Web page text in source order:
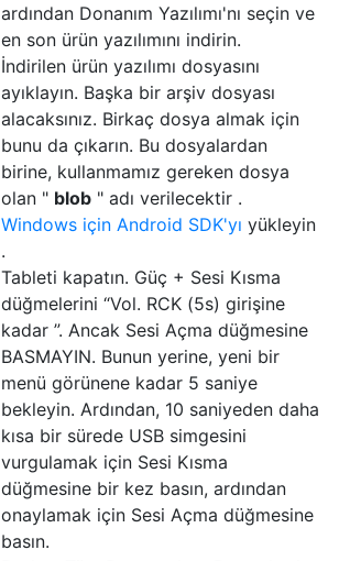
ardından Donanım Yazılımı'nı seçin ve
en son ürün yazılımını indirin.
İndirilen ürün yazılımı dosyasını
ayıklayın. Başka bir arşiv dosyası
alacaksınız. Birkaç dosya almak için
bunu da çıkarın. Bu dosyalardan
birine, kullanmamız gereken dosya
olan " blob " adı verilecektir .
Windows için Android SDK'yı yükleyin
.
Tableti kapatın. Güç + Sesi Kısma
düğmelerini “Vol. RCK (5s) girişine
kadar ”. Ancak Sesi Açma düğmesine
BASMAYIN. Bunun yerine, yeni bir
menü görünene kadar 5 saniye
bekleyin. Ardından, 10 saniyeden daha
kısa bir sürede USB simgesini
vurgulamak için Sesi Kısma
düğmesine bir kez basın, ardından
onaylamak için Sesi Açma düğmesine
basın.